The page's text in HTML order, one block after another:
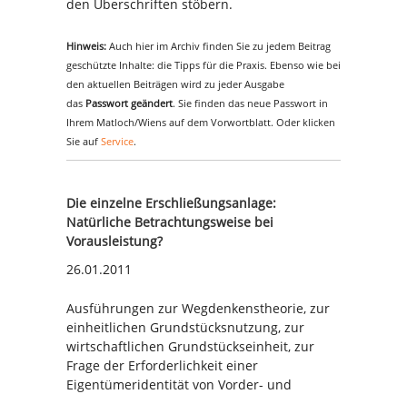
den Überschriften stöbern.
Hinweis: Auch hier im Archiv finden Sie zu jedem Beitrag
geschützte Inhalte: die Tipps für die Praxis. Ebenso wie bei
den aktuellen Beiträgen wird zu jeder Ausgabe
das Passwort geändert. Sie finden das neue Passwort in
Ihrem Matloch/Wiens auf dem Vorwortblatt. Oder klicken
Sie auf Service.
Die einzelne Erschließungsanlage:
Natürliche Betrachtungsweise bei
Vorausleistung?
26.01.2011
Ausführungen zur Wegdenkenstheorie, zur
einheitlichen Grundstücksnutzung, zur
wirtschaftlichen Grundstückseinheit, zur
Frage der Erforderlichkeit einer
Eigentümeridentität von Vorder- und